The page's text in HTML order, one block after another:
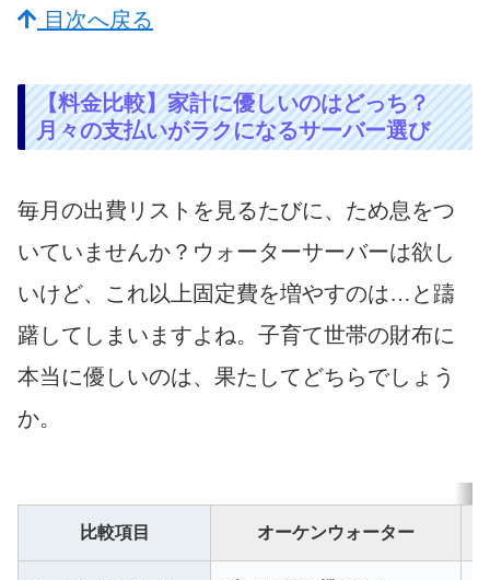
目次へ戻る
【料金比較】家計に優しいのはどっち？
月々の支払いがラクになるサーバー選び
毎月の出費リストを見るたびに、ため息をつ
いていませんか？ウォーターサーバーは欲し
いけど、これ以上固定費を増やすのは…と躊
躇してしまいますよね。子育て世帯の財布に
本当に優しいのは、果たしてどちらでしょう
か。
比較項目 オーケンウォーター